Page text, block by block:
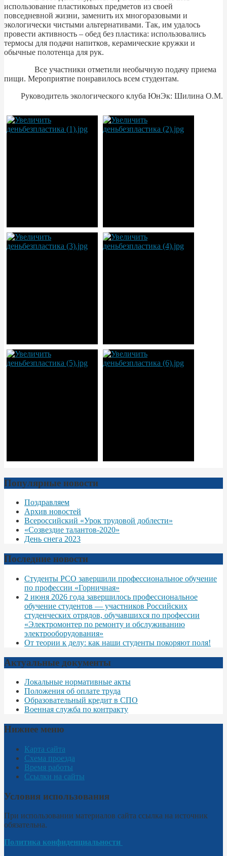
использование пластиковых предметов из своей
повседневной жизни, заменить их многоразовыми и
экологически чистыми альтернативами. Так, им удалось
провести активность – обед без пластика: использовались
термосы для подачи напитков, керамические кружки и
обычные полотенца для рук.
Все участники отметили необычную подачу приема
пищи. Мероприятие понравилось всем студентам.
Руководитель экологического клуба ЮнЭк: Шилина О.М.
Популярные новости
Поздравляем
Архив новостей
Всероссийский «Урок трудовой доблести»
«Созвездие талантов-2020»
День снега 2023
Последние новости
Студенты РСО завершили профессиональное обучение
по профессии «Горничная»
2 июня 2026 года завершилось профессиональное
обучение студентов — участников Российских
студенческих отрядов, обучавшихся по профессии
«Электромонтер по ремонту и обслуживанию
электрооборудования»
От теории к делу: как наши студенты покоряют поля!
Актуальные документы
Локальные нормативные акты
Положения об оплате труда
Образовательный кредит в СПО
Военная служба по контракту
Нижнее меню
Карта сайта
Схема проезда
Время работы
Ссылки на сайты
Условия использования
При использовании материалов сайта ссылка на источник
обязательна.
Политика конфиденциальности